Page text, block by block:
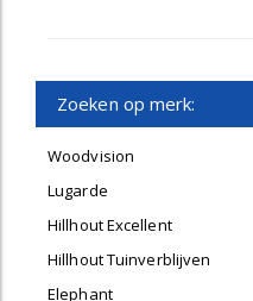
Zoeken op merk:
Woodvision
Lugarde
Hillhout Excellent
Hillhout Tuinverblijven
Elephant